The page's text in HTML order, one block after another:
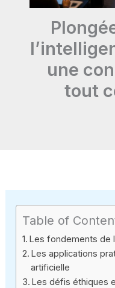
une
tout
Table of
Les fondements de
Les applications
artificielle
Les défis éthiques